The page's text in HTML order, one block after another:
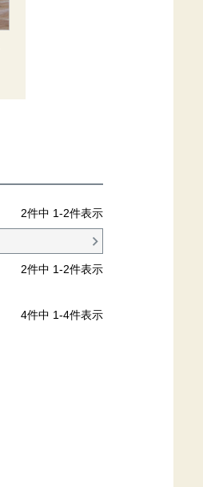
2件中 1-2件表示
2件中 1-2件表示
4件中 1-4件表示